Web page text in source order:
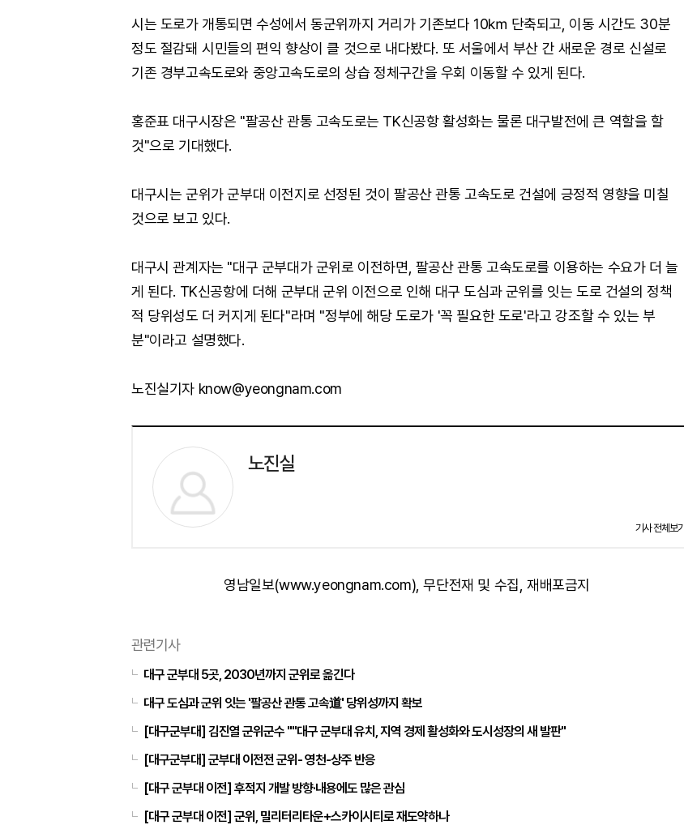
시는 도로가 개통되면 수성에서 동군위까지 거리가 기존보다 10㎞ 단축되고, 이동 시간도 30분
정도 절감돼 시민들의 편익 향상이 클 것으로 내다봤다. 또 서울에서 부산 간 새로운 경로 신설로
기존 경부고속도로와 중앙고속도로의 상습 정체구간을 우회 이동할 수 있게 된다.
홍준표 대구시장은 "팔공산 관통 고속도로는 TK신공항 활성화는 물론 대구발전에 큰 역할을 할
것"으로 기대했다.
대구시는 군위가 군부대 이전지로 선정된 것이 팔공산 관통 고속도로 건설에 긍정적 영향을 미칠
것으로 보고 있다.
대구시 관계자는 "대구 군부대가 군위로 이전하면, 팔공산 관통 고속도로를 이용하는 수요가 더 늘
게 된다. TK신공항에 더해 군부대 군위 이전으로 인해 대구 도심과 군위를 잇는 도로 건설의 정책
적 당위성도 더 커지게 된다"라며 "정부에 해당 도로가 '꼭 필요한 도로'라고 강조할 수 있는 부
분"이라고 설명했다.
노진실기자 know@yeongnam.com
노진실
기사 전체보기
영남일보(www.yeongnam.com), 무단전재 및 수집, 재배포금지
관련기사
대구 군부대 5곳, 2030년까지 군위로 옮긴다
대구 도심과 군위 잇는 '팔공산 관통 고속道' 당위성까지 확보
[대구군부대] 김진열 군위군수 ""대구 군부대 유치, 지역 경제 활성화와 도시성장의 새 발판"
[대구군부대] 군부대 이전전 군위- 영천-상주 반응
[대구 군부대 이전] 후적지 개발 방향·내용에도 많은 관심
[대구 군부대 이전] 군위, 밀리터리타운+스카이시티로 재도약하나